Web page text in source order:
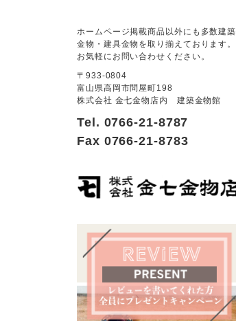
ホームページ掲載商品以外にも多数建築
金物・建具金物を取り揃えております。
お気軽にお問い合わせください。
〒933-0804
富山県高岡市問屋町198
株式会社 金七金物店内 建築金物館
Tel. 0766-21-8787
Fax 0766-21-8783